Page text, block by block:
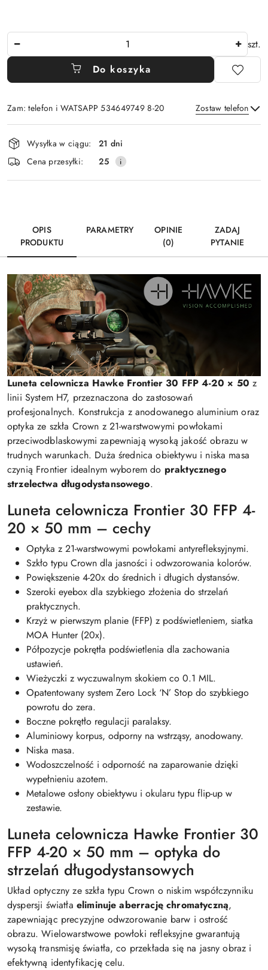
szt.
Do koszyka
Zam: telefon i WATSAPP 534649749 8-20 Zostaw telefon
Wyślij
Dostępność
i
dostawa
Wysyłka w ciągu:
21 dni
Cena przesyłki:
25
OPIS
PRODUKTU
PARAMETRY
OPINIE
(0)
ZADAJ
PYTANIE
Luneta celownicza Hawke Frontier 30 FFP 4-20 × 50 z
linii System H7, przeznaczona do zastosowań
profesjonalnych. Konstrukcja z anodowanego aluminium oraz
optyka ze szkła Crown z 21-warstwowymi powłokami
przeciwodblaskowymi zapewniają wysoką jakość obrazu w
trudnych warunkach. Duża średnica obiektywu i niska masa
czynią Frontier idealnym wyborem do praktycznego
strzelectwa długodystansowego.
Luneta celownicza Frontier 30 FFP 4-
20 × 50 mm – cechy
Optyka z 21-warstwowymi powłokami antyrefleksyjnymi.
Szkło typu Crown dla jasności i odwzorowania kolorów.
Powiększenie 4-20x do średnich i długich dystansów.
Szeroki eyebox dla szybkiego złożenia do strzelań
praktycznych.
Krzyż w pierwszym planie (FFP) z podświetleniem, siatka
MOA Hunter (20x).
Półpozycje pokrętła podświetlenia dla zachowania
ustawień.
Wieżyczki z wyczuwalnym skokiem co 0.1 MIL.
Opatentowany system Zero Lock ‘N’ Stop do szybkiego
powrotu do zera.
Boczne pokrętło regulacji paralaksy.
Aluminiowy korpus, odporny na wstrząsy, anodowany.
Niska masa.
Wodoszczelność i odporność na zaparowanie dzięki
wypełnieniu azotem.
Metalowe osłony obiektywu i okularu typu flip-up w
zestawie.
Luneta celownicza Hawke Frontier 30
FFP 4-20 × 50 mm – optyka do
strzelań długodystansowych
Układ optyczny ze szkła typu Crown o niskim współczynniku
dyspersji światła eliminuje aberrację chromatyczną,
zapewniając precyzyjne odwzorowanie barw i ostrość
obrazu. Wielowarstwowe powłoki refleksyjne gwarantują
wysoką transmisję światła, co przekłada się na jasny obraz i
efektywną identyfikację celu.